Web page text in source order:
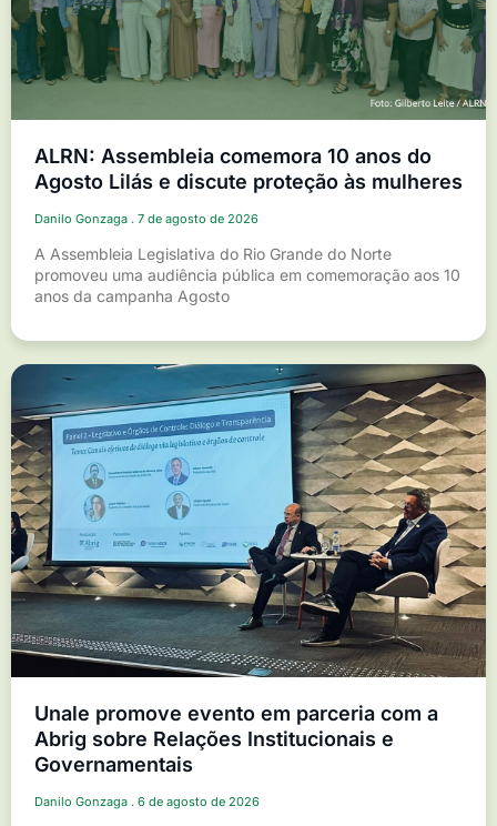
ALRN: Assembleia comemora 10 anos do
Agosto Lilás e discute proteção às mulheres
Danilo Gonzaga 7 de agosto de 2026
A Assembleia Legislativa do Rio Grande do Norte
promoveu uma audiência pública em comemoração aos 10
anos da campanha Agosto
Unale promove evento em parceria com a
Abrig sobre Relações Institucionais e
Governamentais
Danilo Gonzaga 6 de agosto de 2026